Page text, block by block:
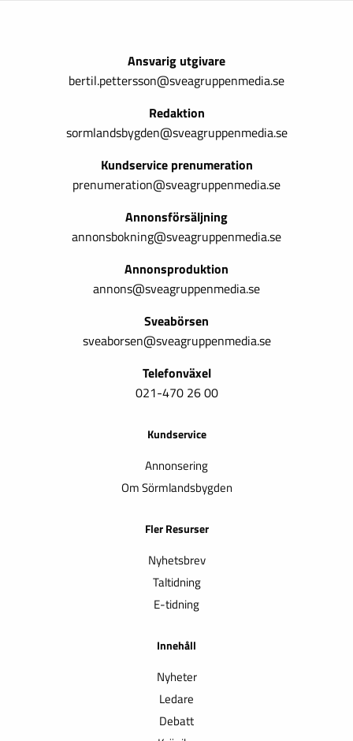
Ansvarig utgivare
bertil.pettersson@sveagruppenmedia.se
Redaktion
sormlandsbygden@sveagruppenmedia.se
Kundservice prenumeration
prenumeration@sveagruppenmedia.se
Annonsförsäljning
annonsbokning@sveagruppenmedia.se
Annonsproduktion
annons@sveagruppenmedia.se
Sveabörsen
sveaborsen@sveagruppenmedia.se
Telefonväxel
021-470 26 00
Kundservice
Annonsering
Om Sörmlandsbygden
Fler Resurser
Nyhetsbrev
Taltidning
E-tidning
Innehåll
Nyheter
Ledare
Debatt